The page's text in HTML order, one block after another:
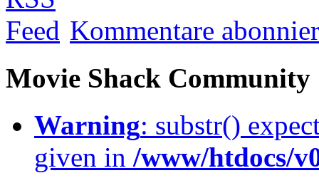
Kommentare
Movie Shack Community
Warning: substr()
given in /www/htdocs/